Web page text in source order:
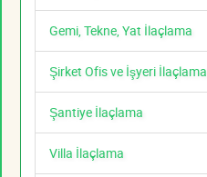
Gemi, Tekne, Yat İlaçlama
Şirket Ofis ve İşyeri İlaçlama
Şantiye İlaçlama
Villa İlaçlama